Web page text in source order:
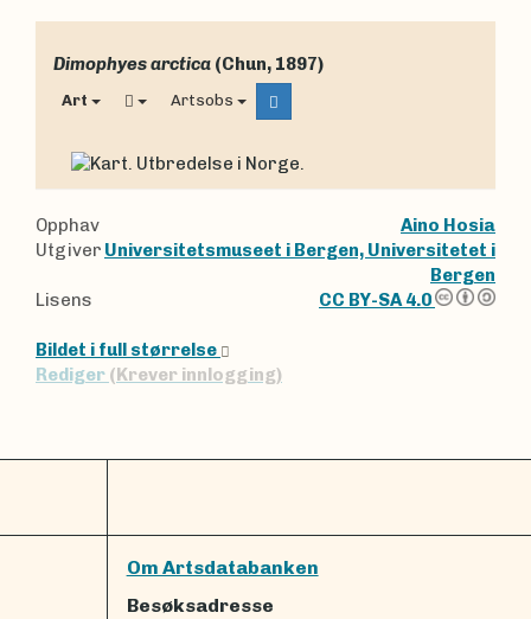
Dimophyes arctica (Chun, 1897)
Art Artsobs
Opphav
Aino Hosia
Utgiver Universitetsmuseet i Bergen, Universitetet i
Bergen
Lisens
CC BY-SA 4.0
Bildet i full størrelse
Rediger (Krever innlogging)
Om Artsdatabanken
Besøksadresse